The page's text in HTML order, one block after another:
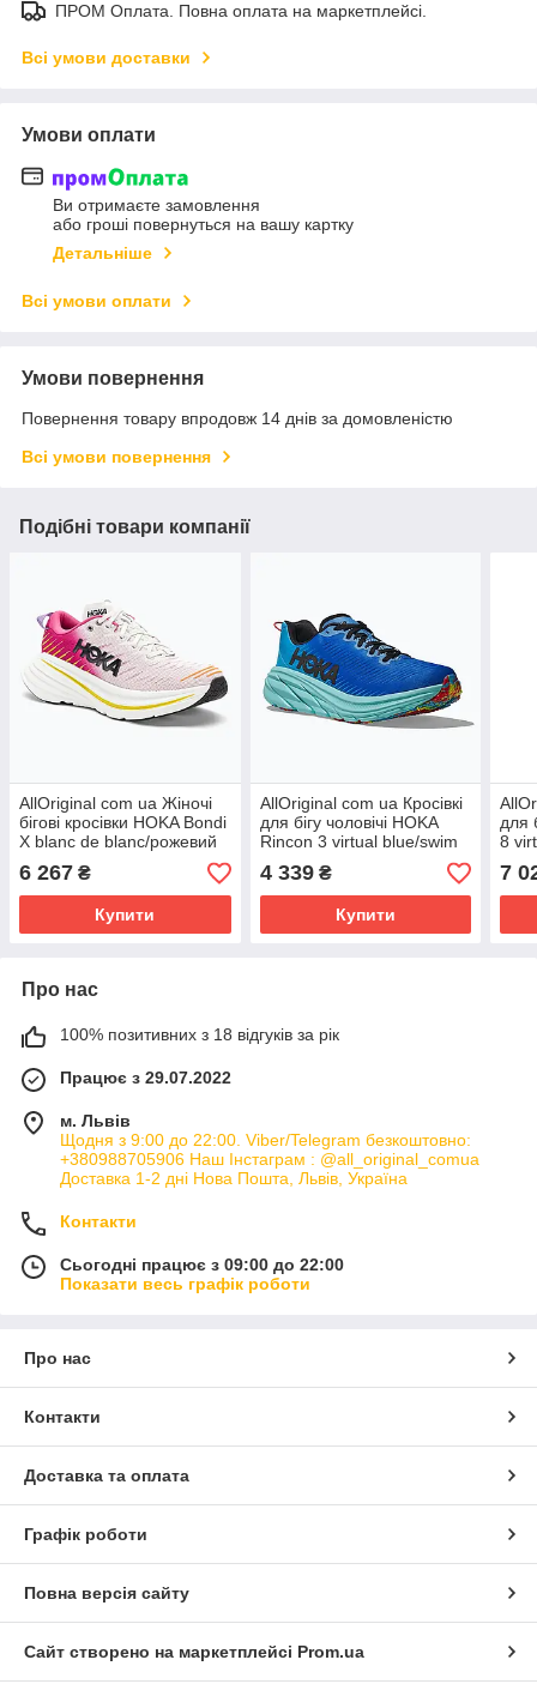
ПРОМ Оплата. Повна оплата на маркетплейсі.
Всі умови доставки
Умови оплати
Ви отримаєте замовлення
або гроші повернуться на вашу картку
Детальніше
Всі умови оплати
Умови повернення
Повернення товару впродовж 14 днів за домовленістю
Всі умови повернення
Подібні товари компанії
AllOriginal com ua Жіночі
бігові кросівки HOKA Bondi
X blanc de blanc/рожевий
деревій РОЗМІРИ
ЗАПИТУЙТЕ
6 267 ₴
Купити
AllOriginal com ua Кросівкі
для бігу чоловічі HOKA
Rincon 3 virtual blue/swim
day РОЗМІРИ
ЗАПИТУЙТЕ
4 339₴
Купити
для
8
7
Про нас
100% позитивних з 18 відгуків за рік
Працює з 29.07.2022
м. Львів
Щодня з 9:00 до 22:00. Viber/Telegram безкоштовно:
+380988705906 Наш Інстаграм : @all_original_comua
Доставка 1-2 дні Нова Пошта, Львів, Україна
Контакти
Сьогодні працює з 09:00 до 22:00
Показати весь графік роботи
Про нас
Контакти
Доставка та оплата
Графік роботи
Повна версія сайту
Сайт створено на маркетплейсі Prom.ua